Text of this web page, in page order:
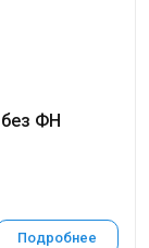
ФН
Подробнее